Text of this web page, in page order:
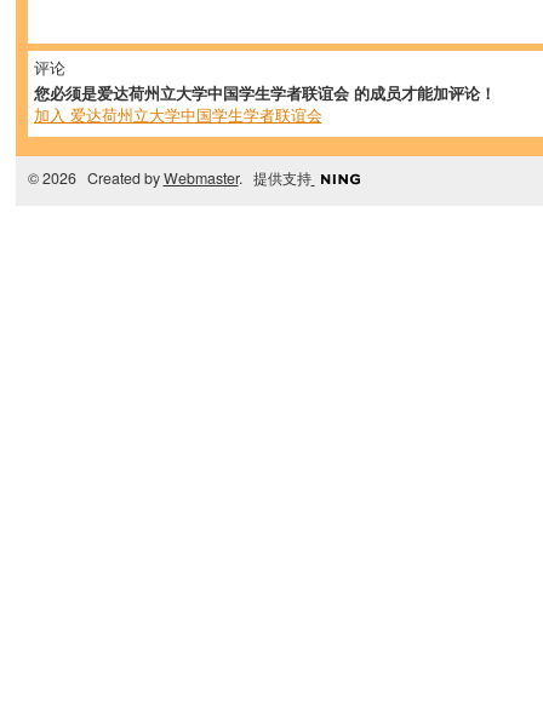
评论
您必须是爱达荷州立大学中国学生学者联谊会 的成员才能加评论！
加入 爱达荷州立大学中国学生学者联谊会
© 2026 Created byWebmaster. 提供支持